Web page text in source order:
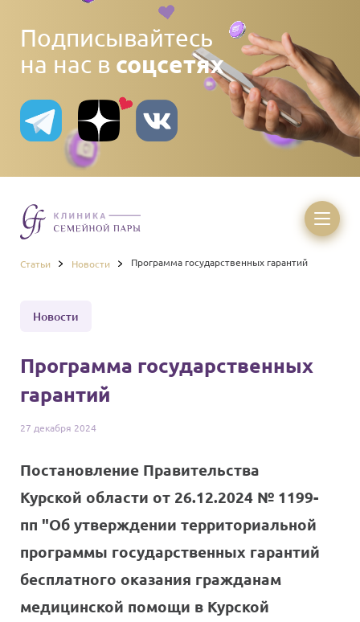
Подписывайтесь
на нас в соцсетях
Статьи Новости Программа государственных гарантий
Новости
Программа государственных
гарантий
27 декабря 2024
Постановление Правительства
Курской области от 26.12.2024 № 1199-
пп "Об утверждении территориальной
программы государственных гарантий
бесплатного оказания гражданам
медицинской помощи в Курской